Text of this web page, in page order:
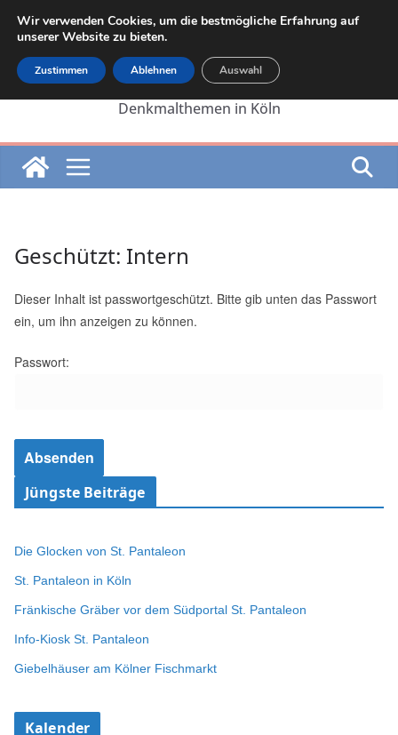
Zum
Inhalt
springen
Die Internetseite von Martin Lehrer zu
Denkmalthemen in Köln
Geschützt: Intern
Dieser Inhalt ist passwortgeschützt. Bitte gib unten das Passwort
ein, um ihn anzeigen zu können.
Passwort:
Jüngste Beiträge
Die Glocken von St. Pantaleon
St. Pantaleon in Köln
Fränkische Gräber vor dem Südportal St. Pantaleon
Info-Kiosk St. Pantaleon
Giebelhäuser am Kölner Fischmarkt
Kalender
Wir verwenden Cookies, um die bestmögliche Erfahrung auf
unserer Website zu bieten.
Zustimmen Ablehnen Auswahl